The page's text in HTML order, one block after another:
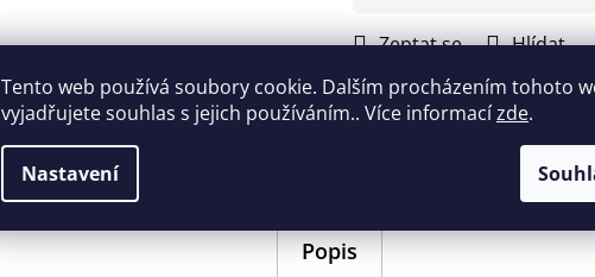
Tento web používá soubory cookie. Dalším procházením tohoto
vyjadřujete souhlas s jejich používáním.. Více informacízde.
Nastavení
Zeptat se Hlídat
Doplňkové parametry
Popis